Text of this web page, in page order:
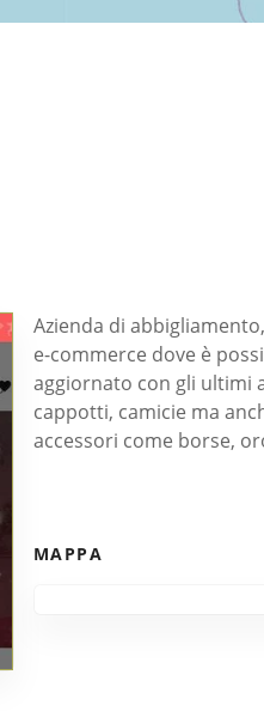
Azienda di
e-commerce dove è
aggiornato con gli ultimi
cappotti, camicie ma
accessori come borse,
MAPPA